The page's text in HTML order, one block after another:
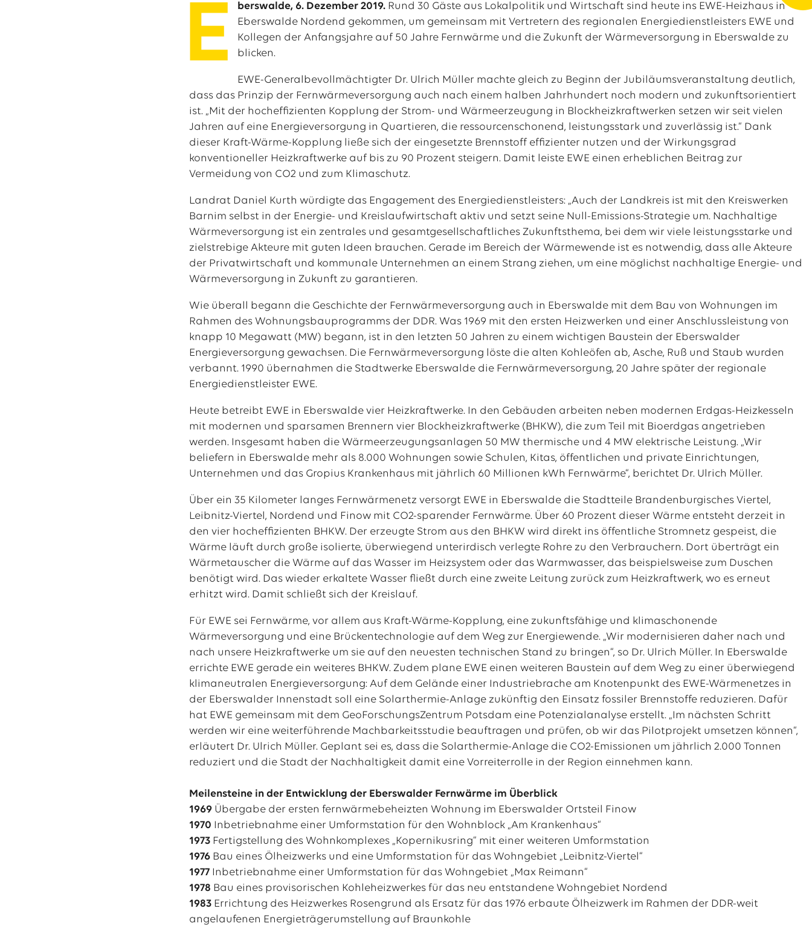
E berswalde, 6. Dezember 2019. Rund 30 Gäste aus Lokalpolitik und Wirtschaft sind heute ins EWE-Heizhaus in
Eberswalde Nordend gekommen, um gemeinsam mit Vertretern des regionalen Energiedienstleisters EWE und
Kollegen der Anfangsjahre auf 50 Jahre Fernwärme und die Zukunft der Wärmeversorgung in Eberswalde zu
blicken.
EWE-Generalbevollmächtigter Dr. Ulrich Müller machte gleich zu Beginn der Jubiläumsveranstaltung deutlich,
dass das Prinzip der Fernwärmeversorgung auch nach einem halben Jahrhundert noch modern und zukunftsorientiert
ist. „Mit der hocheffizienten Kopplung der Strom- und Wärmeerzeugung in Blockheizkraftwerken setzen wir seit vielen
Jahren auf eine Energieversorgung in Quartieren, die ressourcenschonend, leistungsstark und zuverlässig ist.“ Dank
dieser Kraft-Wärme-Kopplung ließe sich der eingesetzte Brennstoff effizienter nutzen und der Wirkungsgrad
konventioneller Heizkraftwerke auf bis zu 90 Prozent steigern. Damit leiste EWE einen erheblichen Beitrag zur
Vermeidung von CO2 und zum Klimaschutz.
Landrat Daniel Kurth würdigte das Engagement des Energiedienstleisters: „Auch der Landkreis ist mit den Kreiswerken
Barnim selbst in der Energie- und Kreislaufwirtschaft aktiv und setzt seine Null-Emissions-Strategie um. Nachhaltige
Wärmeversorgung ist ein zentrales und gesamtgesellschaftliches Zukunftsthema, bei dem wir viele leistungsstarke und
zielstrebige Akteure mit guten Ideen brauchen. Gerade im Bereich der Wärmewende ist es notwendig, dass alle Akteure
der Privatwirtschaft und kommunale Unternehmen an einem Strang ziehen, um eine möglichst nachhaltige Energie- und
Wärmeversorgung in Zukunft zu garantieren.
Wie überall begann die Geschichte der Fernwärmeversorgung auch in Eberswalde mit dem Bau von Wohnungen im
Rahmen des Wohnungsbauprogramms der DDR. Was 1969 mit den ersten Heizwerken und einer Anschlussleistung von
knapp 10 Megawatt (MW) begann, ist in den letzten 50 Jahren zu einem wichtigen Baustein der Eberswalder
Energieversorgung gewachsen. Die Fernwärmeversorgung löste die alten Kohleöfen ab, Asche, Ruß und Staub wurden
verbannt. 1990 übernahmen die Stadtwerke Eberswalde die Fernwärmeversorgung, 20 Jahre später der regionale
Energiedienstleister EWE.
Heute betreibt EWE in Eberswalde vier Heizkraftwerke. In den Gebäuden arbeiten neben modernen Erdgas-Heizkesseln
mit modernen und sparsamen Brennern vier Blockheizkraftwerke (BHKW), die zum Teil mit Bioerdgas angetrieben
werden. Insgesamt haben die Wärmeerzeugungsanlagen 50 MW thermische und 4 MW elektrische Leistung. „Wir
beliefern in Eberswalde mehr als 8.000 Wohnungen sowie Schulen, Kitas, öffentlichen und private Einrichtungen,
Unternehmen und das Gropius Krankenhaus mit jährlich 60 Millionen kWh Fernwärme“, berichtet Dr. Ulrich Müller.
Über ein 35 Kilometer langes Fernwärmenetz versorgt EWE in Eberswalde die Stadtteile Brandenburgisches Viertel,
Leibnitz-Viertel, Nordend und Finow mit CO2-sparender Fernwärme. Über 60 Prozent dieser Wärme entsteht derzeit in
den vier hocheffizienten BHKW. Der erzeugte Strom aus den BHKW wird direkt ins öffentliche Stromnetz gespeist, die
Wärme läuft durch große isolierte, überwiegend unterirdisch verlegte Rohre zu den Verbrauchern. Dort überträgt ein
Wärmetauscher die Wärme auf das Wasser im Heizsystem oder das Warmwasser, das beispielsweise zum Duschen
benötigt wird. Das wieder erkaltete Wasser fließt durch eine zweite Leitung zurück zum Heizkraftwerk, wo es erneut
erhitzt wird. Damit schließt sich der Kreislauf.
Für EWE sei Fernwärme, vor allem aus Kraft-Wärme-Kopplung, eine zukunftsfähige und klimaschonende
Wärmeversorgung und eine Brückentechnologie auf dem Weg zur Energiewende. „Wir modernisieren daher nach und
nach unsere Heizkraftwerke um sie auf den neuesten technischen Stand zu bringen“, so Dr. Ulrich Müller. In Eberswalde
errichte EWE gerade ein weiteres BHKW. Zudem plane EWE einen weiteren Baustein auf dem Weg zu einer überwiegend
klimaneutralen Energieversorgung: Auf dem Gelände einer Industriebrache am Knotenpunkt des EWE-Wärmenetzes in
der Eberswalder Innenstadt soll eine Solarthermie-Anlage zukünftig den Einsatz fossiler Brennstoffe reduzieren. Dafür
hat EWE gemeinsam mit dem GeoForschungsZentrum Potsdam eine Potenzialanalyse erstellt. „Im nächsten Schritt
werden wir eine weiterführende Machbarkeitsstudie beauftragen und prüfen, ob wir das Pilotprojekt umsetzen können“,
erläutert Dr. Ulrich Müller. Geplant sei es, dass die Solarthermie-Anlage die CO2-Emissionen um jährlich 2.000 Tonnen
reduziert und die Stadt der Nachhaltigkeit damit eine Vorreiterrolle in der Region einnehmen kann.
Meilensteine in der Entwicklung der Eberswalder Fernwärme im Überblick
1969 Übergabe der ersten fernwärmebeheizten Wohnung im Eberswalder Ortsteil Finow
1970 Inbetriebnahme einer Umformstation für den Wohnblock „Am Krankenhaus“
1973 Fertigstellung des Wohnkomplexes „Kopernikusring“ mit einer weiteren Umformstation
1976 Bau eines Ölheizwerks und eine Umformstation für das Wohngebiet „Leibnitz-Viertel“
1977 Inbetriebnahme einer Umformstation für das Wohngebiet „Max Reimann“
1978 Bau eines provisorischen Kohleheizwerkes für das neu entstandene Wohngebiet Nordend
1983 Errichtung des Heizwerkes Rosengrund als Ersatz für das 1976 erbaute Ölheizwerk im Rahmen der DDR-weit
angelaufenen Energieträgerumstellung auf Braunkohle
Das EWE-Jobportal
Unsere neuesten Stellenangebote